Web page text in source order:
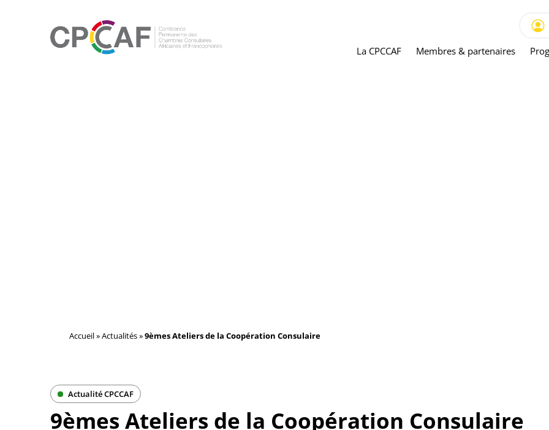
La CPCCAF Membres & partenaires
Accueil»Actualités»9èmes Ateliers de la Coopération Consulaire
Actualité CPCCAF
9èmes Ateliers de la Coopération Consulaire